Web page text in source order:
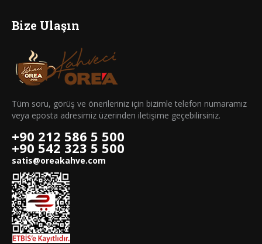
Bize Ulaşın
Tüm soru, görüş ve önerileriniz için bizimle telefon numaramız
veya eposta adresimiz üzerinden iletişime geçebilirsiniz.
+90 212 586 5 500
+90 542 323 5 500
satis@oreakahve.com